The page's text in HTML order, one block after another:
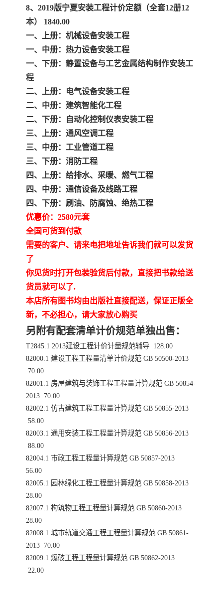
8、2019版宁夏安装工程计价定额（全套12册12
本） 1840.00
一、上册：机械设备安装工程
一、中册：热力设备安装工程
一、下册：静置设备与工艺金属结构制作安装工
程
二、上册：电气设备安装工程
二、中册：建筑智能化工程
二、下册：自动化控制仪表安装工程
三、上册：通风空调工程
三、中册：工业管道工程
三、下册：消防工程
四、上册：给排水、采暖、燃气工程
四、中册：通信设备及线路工程
四、下册：刷油、防腐蚀、绝热工程
优惠价：2580元套
全国可货到付款
需要的客户、请来电把地址告诉我们就可以发货
了
你见货时打开包装验货后付款，直接把书款给送
货员就可以了.
本店所有图书均由出版社直接配送，保证正版全
新，不必担心，请大家放心购买
另附有配套清单计价规范单独出售：
T2845.1 2013建设工程计价计量规范辅导 128.00
82000.1 建设工程工程量清单计价规范 GB 50500-2013
70.00
82001.1 房屋建筑与装饰工程工程量计算规范 GB 50854-
2013 70.00
82002.1 仿古建筑工程工程量计算规范 GB 50855-2013
58.00
82003.1 通用安装工程工程量计算规范 GB 50856-2013
88.00
82004.1 市政工程工程量计算规范 GB 50857-2013
56.00
82005.1 园林绿化工程工程量计算规范 GB 50858-2013
28.00
82007.1 构筑物工程工程量计算规范 GB 50860-2013
28.00
82008.1 城市轨道交通工程工程量计算规范 GB 50861-
2013 70.00
82009.1 爆破工程工程量计算规范 GB 50862-2013
22.00
冶金工业建设工程概算定 河北省建设工程消耗量定
额
天津建设工程预算定额 20kv及以下配电网工程预
算定额
广东省水利水电概预算定 全国消耗量工程定额
四川省清单计价定额 北京市建设工程消耗量定